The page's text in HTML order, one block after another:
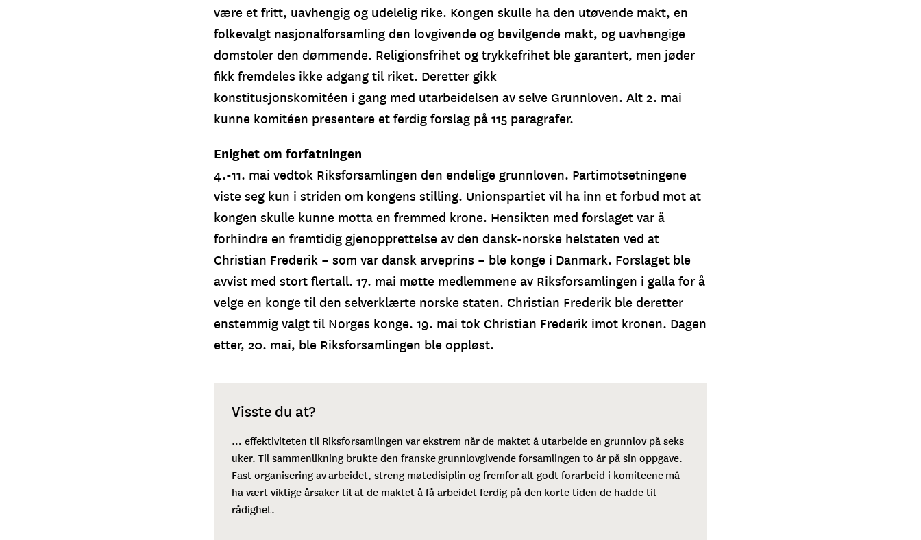
være et fritt, uavhengig og udelelig rike. Kongen skulle ha den utøvende makt, en
folkevalgt nasjonalforsamling den lovgivende og bevilgende makt, og uavhengige
domstoler den dømmende. Religionsfrihet og trykkefrihet ble garantert, men jøder
fikk fremdeles ikke adgang til riket. Deretter gikk
konstitusjonskomitéen i gang med utarbeidelsen av selve Grunnloven. Alt 2. mai
kunne komitéen presentere et ferdig forslag på 115 paragrafer.
Enighet om forfatningen
4.-11. mai vedtok Riksforsamlingen den endelige grunnloven. Partimotsetningene
viste seg kun i striden om kongens stilling. Unionspartiet vil ha inn et forbud mot at
kongen skulle kunne motta en fremmed krone. Hensikten med forslaget var å
forhindre en fremtidig gjenopprettelse av den dansk-norske helstaten ved at
Christian Frederik – som var dansk arveprins – ble konge i Danmark. Forslaget ble
avvist med stort flertall. 17. mai møtte medlemmene av Riksforsamlingen i galla for å
velge en konge til den selverklærte norske staten. Christian Frederik ble deretter
enstemmig valgt til Norges konge. 19. mai tok Christian Frederik imot kronen. Dagen
etter, 20. mai, ble Riksforsamlingen ble oppløst.
Visste du at?
… effektiviteten til Riksforsamlingen var ekstrem når de maktet å utarbeide en grunnlov på seks
uker. Til sammenlikning brukte den franske grunnlovgivende forsamlingen to år på sin oppgave.
Fast organisering av arbeidet, streng møtedisiplin og fremfor alt godt forarbeid i komiteene må
ha vært viktige årsaker til at de maktet å få arbeidet ferdig på den korte tiden de hadde til
rådighet.